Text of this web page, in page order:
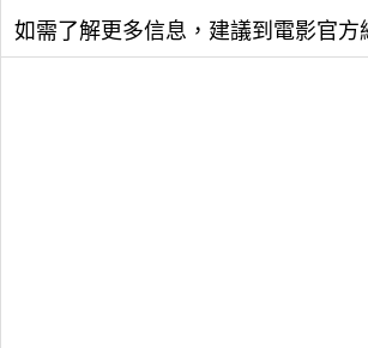
如需了解更多信息，建議到電影官方